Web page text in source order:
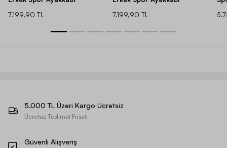
7.199,90 TL
7.199,90 TL
5.000 TL Üzeri Kargo Ücretsiz
Ücretsiz Teslimat Fırsatı
Güvenli Alışveriş